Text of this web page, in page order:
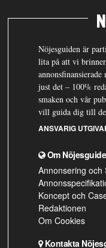
Nöjesguiden är
lita på att vi
just det – 100%
smaken och vår
vill guida dig till
ANSVARIG
Om
Annonsering och
Koncept och
Redaktionen
Om Cookies
Kontakta